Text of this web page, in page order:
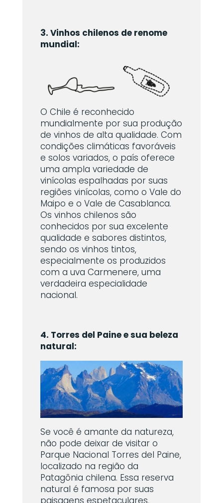
3. Vinhos chilenos de renome
mundial:
O Chile é reconhecido
mundialmente por sua produção
de vinhos de alta qualidade. Com
condições climáticas favoráveis
e solos variados, o país oferece
uma ampla variedade de
vinícolas espalhadas por suas
regiões vinícolas, como o Vale do
Maipo e o Vale de Casablanca.
Os vinhos chilenos são
conhecidos por sua excelente
qualidade e sabores distintos,
sendo os vinhos tintos,
especialmente os produzidos
com a uva Carmenere, uma
verdadeira especialidade
nacional.
4. Torres del Paine e sua beleza
natural:
Se você é amante da natureza,
não pode deixar de visitar o
Parque Nacional Torres del Paine,
localizado na região da
Patagônia chilena. Essa reserva
natural é famosa por suas
paisagens espetaculares,